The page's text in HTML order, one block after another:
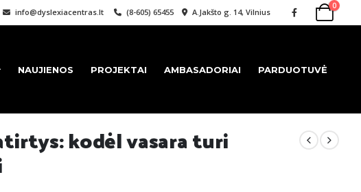
info@dyslexiacentras.lt (8-605) 65455 A.Jakšto g. 14, Vilnius
0
NAUJIENOS PROJEKTAI AMBASADORIAI PARDUOTUVĖ
kodėl vasara turi